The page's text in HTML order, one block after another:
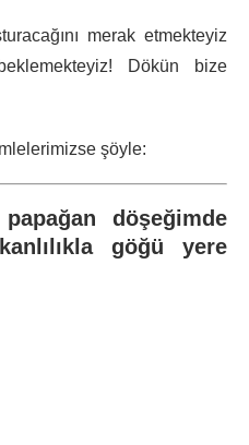
merak etmekteyiz
Dökün bize
şöyle:
döşeğimde
göğü yere